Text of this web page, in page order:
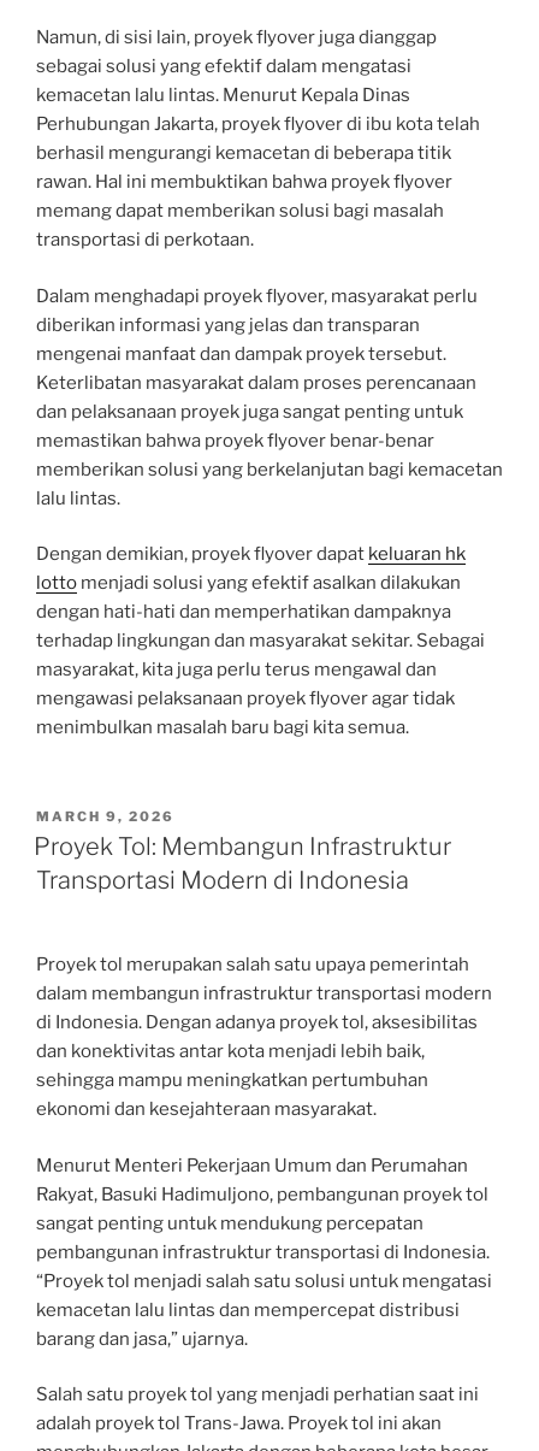
Namun, di sisi lain, proyek flyover juga dianggap
sebagai solusi yang efektif dalam mengatasi
kemacetan lalu lintas. Menurut Kepala Dinas
Perhubungan Jakarta, proyek flyover di ibu kota telah
berhasil mengurangi kemacetan di beberapa titik
rawan. Hal ini membuktikan bahwa proyek flyover
memang dapat memberikan solusi bagi masalah
transportasi di perkotaan.
Dalam menghadapi proyek flyover, masyarakat perlu
diberikan informasi yang jelas dan transparan
mengenai manfaat dan dampak proyek tersebut.
Keterlibatan masyarakat dalam proses perencanaan
dan pelaksanaan proyek juga sangat penting untuk
memastikan bahwa proyek flyover benar-benar
memberikan solusi yang berkelanjutan bagi kemacetan
lalu lintas.
Dengan demikian, proyek flyover dapat keluaran hk
lotto menjadi solusi yang efektif asalkan dilakukan
dengan hati-hati dan memperhatikan dampaknya
terhadap lingkungan dan masyarakat sekitar. Sebagai
masyarakat, kita juga perlu terus mengawal dan
mengawasi pelaksanaan proyek flyover agar tidak
menimbulkan masalah baru bagi kita semua.
POSTED
ON
MARCH 9, 2026
Proyek Tol: Membangun Infrastruktur
Transportasi Modern di Indonesia
Proyek tol merupakan salah satu upaya pemerintah
dalam membangun infrastruktur transportasi modern
di Indonesia. Dengan adanya proyek tol, aksesibilitas
dan konektivitas antar kota menjadi lebih baik,
sehingga mampu meningkatkan pertumbuhan
ekonomi dan kesejahteraan masyarakat.
Menurut Menteri Pekerjaan Umum dan Perumahan
Rakyat, Basuki Hadimuljono, pembangunan proyek tol
sangat penting untuk mendukung percepatan
pembangunan infrastruktur transportasi di Indonesia.
“Proyek tol menjadi salah satu solusi untuk mengatasi
kemacetan lalu lintas dan mempercepat distribusi
barang dan jasa,” ujarnya.
Salah satu proyek tol yang menjadi perhatian saat ini
adalah proyek tol Trans-Jawa. Proyek tol ini akan